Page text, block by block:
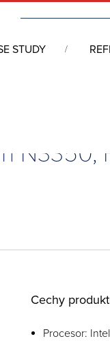
STUDY
N3350,
Cechy
Procesor: